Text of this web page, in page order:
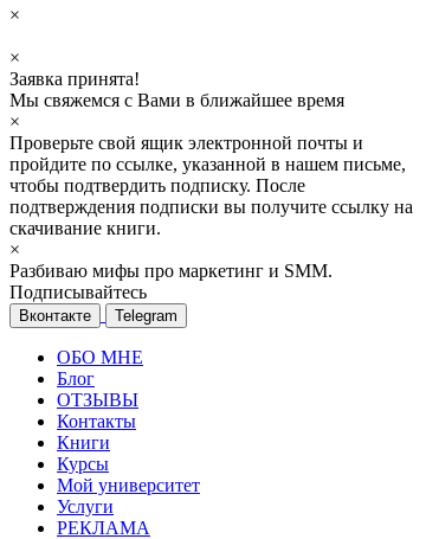
×
×
Заявка принята!
Мы свяжемся с Вами в ближайшее время
×
Проверьте свой ящик электронной почты и
пройдите по ссылке, указанной в нашем письме,
чтобы подтвердить подписку. После
подтверждения подписки вы получите ссылку на
скачивание книги.
×
Разбиваю мифы про маркетинг и SMM.
Подписывайтесь
Вконтакте Telegram
ОБО МНЕ
Блог
ОТЗЫВЫ
Контакты
Книги
Курсы
Мой университет
Услуги
РЕКЛАМА